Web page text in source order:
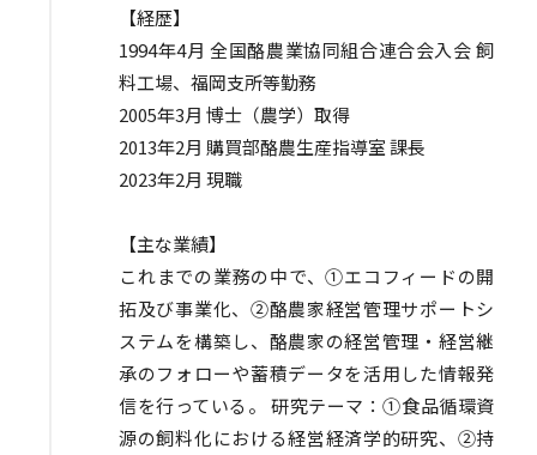
【経歴】
1994年4月 全国酪農業協同組合連合会入会 飼
料工場、福岡支所等勤務
2005年3月 博士（農学）取得
2013年2月 購買部酪農生産指導室 課長
2023年2月 現職
【主な業績】
これまでの業務の中で、①エコフィードの開
拓及び事業化、②酪農家経営管理サポートシ
ステムを構築し、酪農家の経営管理・経営継
承のフォローや蓄積データを活用した情報発
信を行っている。 研究テーマ：①食品循環資
源の飼料化における経営経済学的研究、②持